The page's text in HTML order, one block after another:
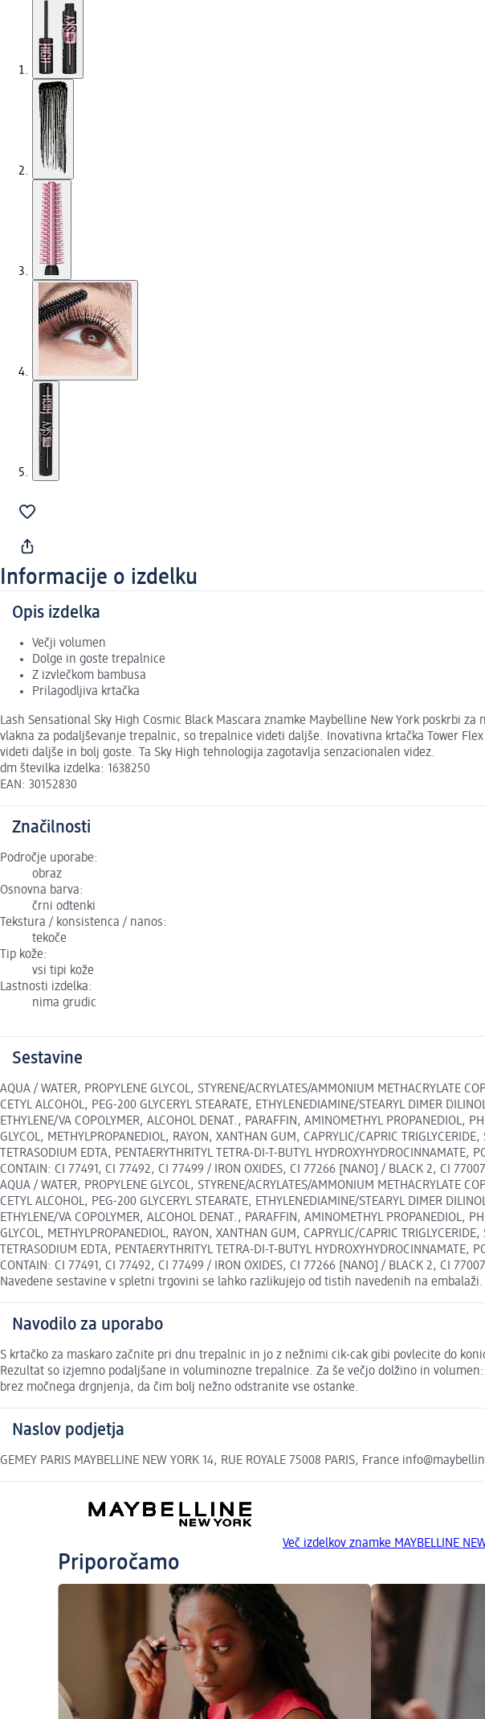
Informacije o izdelku
Opis izdelka
Večji volumen
Dolge in goste trepalnice
Z izvlečkom bambusa
Prilagodljiva krtačka
Lash Sensational Sky High Cosmic Black Mascara znamke Maybelline New York poskrbi
vlakna za podaljševanje trepalnic, so trepalnice videti daljše. Inovativna krtačka Tower
videti daljše in bolj goste. Ta Sky High tehnologija zagotavlja senzacionalen videz.
dm številka izdelka: 1638250
EAN: 30152830
Značilnosti
Področje uporabe:
obraz
Osnovna barva:
črni odtenki
Tekstura / konsistenca / nanos:
tekoče
Tip kože:
vsi tipi kože
Lastnosti izdelka:
nima grudic
Sestavine
AQUA / WATER, PROPYLENE GLYCOL, STYRENE/ACRYLATES/AMMONIUM METHACRYLATE
CETYL ALCOHOL, PEG-200 GLYCERYL STEARATE, ETHYLENEDIAMINE/STEARYL DIMER
ETHYLENE/VA COPOLYMER, ALCOHOL DENAT., PARAFFIN, AMINOMETHYL PROPANEDIOL,
GLYCOL, METHYLPROPANEDIOL, RAYON, XANTHAN GUM, CAPRYLIC/CAPRIC
TETRASODIUM EDTA, PENTAERYTHRITYL TETRA-DI-T-BUTYL
CONTAIN: CI 77491, CI 77492, CI 77499 / IRON OXIDES, CI 77266 [NANO] / BLACK 2, CI
AQUA / WATER, PROPYLENE GLYCOL, STYRENE/ACRYLATES/AMMONIUM METHACRYLATE
CETYL ALCOHOL, PEG-200 GLYCERYL STEARATE, ETHYLENEDIAMINE/STEARYL DIMER
ETHYLENE/VA COPOLYMER, ALCOHOL DENAT., PARAFFIN, AMINOMETHYL PROPANEDIOL,
GLYCOL, METHYLPROPANEDIOL, RAYON, XANTHAN GUM, CAPRYLIC/CAPRIC
TETRASODIUM EDTA, PENTAERYTHRITYL TETRA-DI-T-BUTYL
CONTAIN: CI 77491, CI 77492, CI 77499 / IRON OXIDES, CI 77266 [NANO] / BLACK 2, CI
Navedene sestavine v spletni trgovini se lahko razlikujejo od tistih navedenih na embalaži.
Navodilo za uporabo
S krtačko za maskaro začnite pri dnu trepalnic in jo z nežnimi cik-cak gibi povlecite do
Rezultat so izjemno podaljšane in voluminozne trepalnice. Za še večjo dolžino in
brez močnega drgnjenja, da čim bolj nežno odstranite vse ostanke.
Naslov podjetja
GEMEY PARIS MAYBELLINE NEW YORK 14, RUE ROYALE 75008 PARIS, France
Več izdelkov znamke MAYBELLINE
Priporočamo